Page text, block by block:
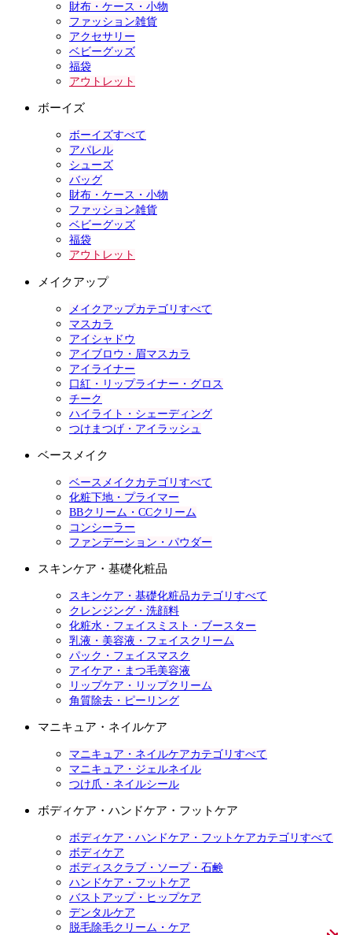
財布・ケース・小物
ファッション雑貨
アクセサリー
ベビーグッズ
福袋
アウトレット
ボーイズ
ボーイズすべて
アパレル
シューズ
バッグ
財布・ケース・小物
ファッション雑貨
ベビーグッズ
福袋
アウトレット
メイクアップ
メイクアップカテゴリすべて
マスカラ
アイシャドウ
アイブロウ・眉マスカラ
アイライナー
口紅・リップライナー・グロス
チーク
ハイライト・シェーディング
つけまつげ・アイラッシュ
ベースメイク
ベースメイクカテゴリすべて
化粧下地・プライマー
BBクリーム・CCクリーム
コンシーラー
ファンデーション・パウダー
スキンケア・基礎化粧品
スキンケア・基礎化粧品カテゴリすべて
クレンジング・洗顔料
化粧水・フェイスミスト・ブースター
乳液・美容液・フェイスクリーム
パック・フェイスマスク
アイケア・まつ毛美容液
リップケア・リップクリーム
角質除去・ピーリング
マニキュア・ネイルケア
マニキュア・ネイルケアカテゴリすべて
マニキュア・ジェルネイル
つけ爪・ネイルシール
ボディケア・ハンドケア・フットケア
ボディケア・ハンドケア・フットケアカテゴリすべて
ボディケア
ボディスクラブ・ソープ・石鹸
ハンドケア・フットケア
バストアップ・ヒップケア
デンタルケア
脱毛除毛クリーム・ケア